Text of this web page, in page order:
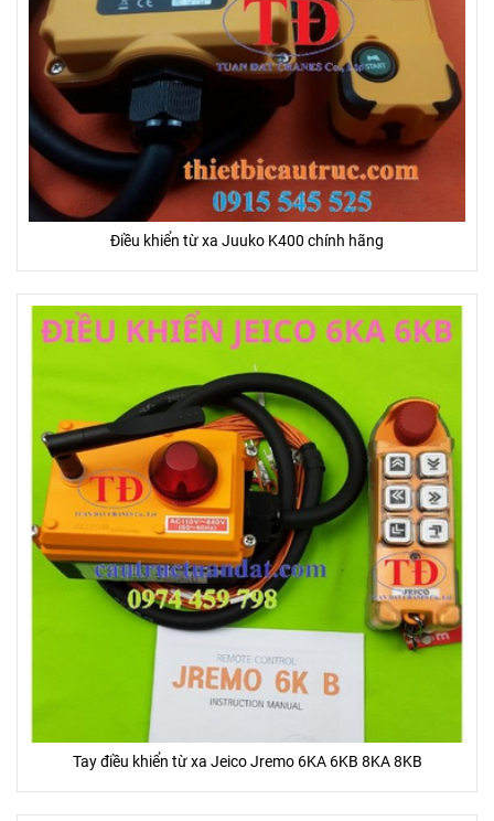
Điều khiển từ xa Juuko K400 chính hãng
Tay điều khiển từ xa Jeico Jremo 6KA 6KB 8KA 8KB